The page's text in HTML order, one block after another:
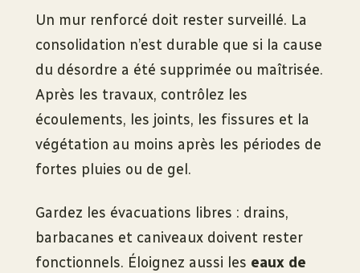
Un mur renforcé doit rester surveillé. La
consolidation n’est durable que si la cause
du désordre a été supprimée ou maîtrisée.
Après les travaux, contrôlez les
écoulements, les joints, les fissures et la
végétation au moins après les périodes de
fortes pluies ou de gel.
Gardez les évacuations libres : drains,
barbacanes et caniveaux doivent rester
fonctionnels. Éloignez aussi les eaux de